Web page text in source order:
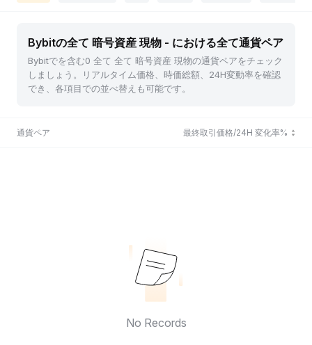
Bybitの全て 暗号資産 現物 - における全て通貨ペア
Bybitでを含む0 全て 全て 暗号資産 現物の通貨ペアをチェック
しましょう。リアルタイム価格、時価総額、24H変動率を確認
でき、各項目での並べ替えも可能です。
通貨ペア 最終取引価格/24H 変化率%
No Records